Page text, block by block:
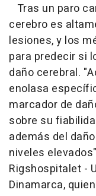
Tras un paro
cerebro es
lesiones, y los
para predecir si
daño cerebral.
enolasa
marcador de
sobre su
además del
niveles
Rigshospitalet -
Dinamarca,